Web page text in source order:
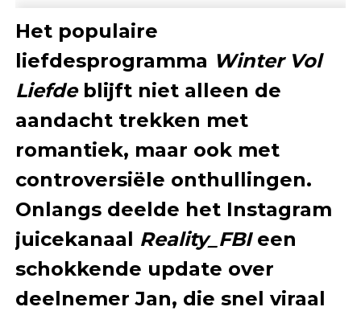
Het populaire
liefdesprogramma Winter Vol
Liefdeblijft niet alleen de
aandacht trekken met
romantiek, maar ook met
controversiële onthullingen.
Onlangs deelde het Instagram
juicekanaal Reality_FBIeen
schokkende update over
deelnemer Jan, die snel viraal